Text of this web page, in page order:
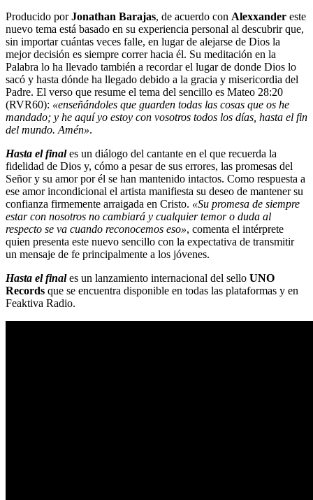
Producido porJonathan Barajas, de acuerdo con Alexxander este
nuevo tema está basado en su experiencia personal al descubrir que,
sin importar cuántas veces falle, en lugar de alejarse de Dios la
mejor decisión es siempre correr hacia él. Su meditación en la
Palabra lo ha llevado también a recordar el lugar de donde Dios lo
sacó y hasta dónde ha llegado debido a la gracia y misericordia del
Padre. El verso que resume el tema del sencillo es Mateo 28:20
(RVR60): «enseñándoles que guarden todas las cosas que os he
mandado; y he aquí yo estoy con vosotros todos los días, hasta el fin
del mundo. Amén».
Hasta el finales un diálogo del cantante en el que recuerda la
fidelidad de Dios y, cómo a pesar de sus errores, las promesas del
Señor y su amor por él se han mantenido intactos. Como respuesta a
ese amor incondicional el artista manifiesta su deseo de mantener su
confianza firmemente arraigada en Cristo. «Su promesa de siempre
estar con nosotros no cambiará y cualquier temor o duda al
respecto se va cuando reconocemos eso», comenta el intérprete
quien presenta este nuevo sencillo con la expectativa de transmitir
un mensaje de fe principalmente a los jóvenes.
Hasta el finales un lanzamiento internacional del sello UNO
Records que se encuentra disponible en todas las plataformas y en
Feaktiva Radio.